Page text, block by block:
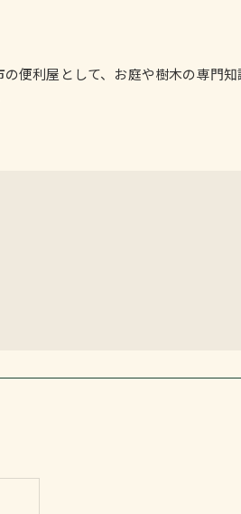
便利屋として、お庭や樹木の専門